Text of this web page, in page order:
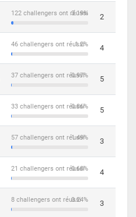
3.19%
122 challengers ont réussi 2
1.2%
46 challengers ont réussi 4
0.97%
37 challengers ont réussi 5
0.86%
33 challengers ont réussi 5
1.49%
57 challengers ont réussi 3
0.68%
21 challengers ont réussi 4
0.24%
8 challengers ont réussi 3